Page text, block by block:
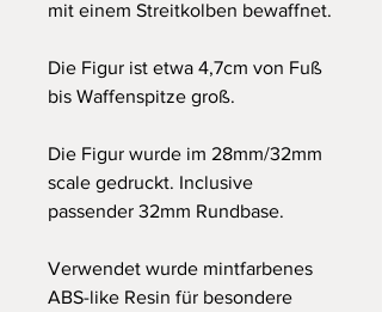
mit einem Streitkolben bewaffnet.
Die Figur ist etwa 4,7cm von Fuß
bis Waffenspitze groß.
Die Figur wurde im 28mm/32mm
scale gedruckt. Inclusive
passender 32mm Rundbase.
Verwendet wurde mintfarbenes
ABS-like Resin für besondere